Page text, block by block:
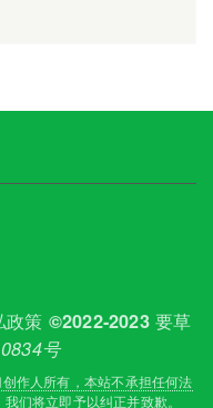
政策 ©2022-2023 要草
号
作人所有，本站不承担任何法
们将立即予以纠正并致歉。